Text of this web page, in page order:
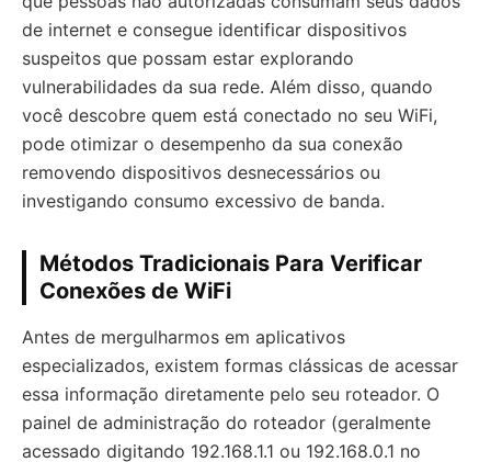
de internet e consegue identificar dispositivos
suspeitos que possam estar explorando
vulnerabilidades da sua rede. Além disso, quando
você descobre quem está conectado no seu WiFi,
pode otimizar o desempenho da sua conexão
removendo dispositivos desnecessários ou
investigando consumo excessivo de banda.
Métodos Tradicionais Para Verificar
Conexões de WiFi
Antes de mergulharmos em aplicativos
especializados, existem formas clássicas de acessar
essa informação diretamente pelo seu roteador. O
painel de administração do roteador (geralmente
acessado digitando 192.168.1.1 ou 192.168.0.1 no